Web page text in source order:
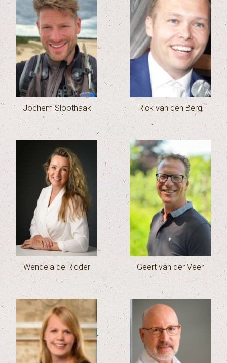
Jochem Sloothaak Rick van den Berg
Wendela de Ridder Geert van der Veer